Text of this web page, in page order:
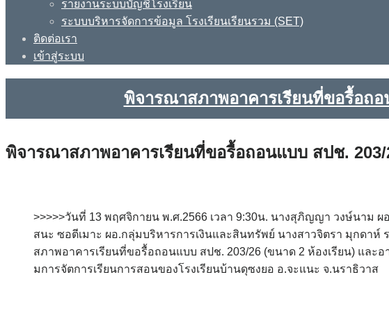
รายงานระบบบัญชีโรงเรียน
ระบบบริหารจัดการข้อมูล โรงเรียนเรียนรวม (SET)
ติดต่อเรา
เข้าสู่ระบบ
พิจารณาสภาพอาคารเรียนที่ขอรื้อถอ
พิจารณาสภาพอาคารเรียนที่ขอรื้อถอนแบบ สปช.
>>>>>วันที่ 13 พฤศจิกายน พ.ศ.2566 เวลา 9:30น. นางสุภิญญา วงษ์นาม
สนะ ซอตีเมาะ ผอ.กลุ่มบริหารการเงินและสินทรัพย์ นางสาวจิตรา มุกดา
สภาพอาคารเรียนที่ขอรื้อถอนแบบ สปช. 203/26 (ขนาด 2 ห้องเรียน) และ
มการจัตการเรียนการสอนของโรงเรียนบ้านดุซงยอ อ.จะแนะ จ.นราธิวาส